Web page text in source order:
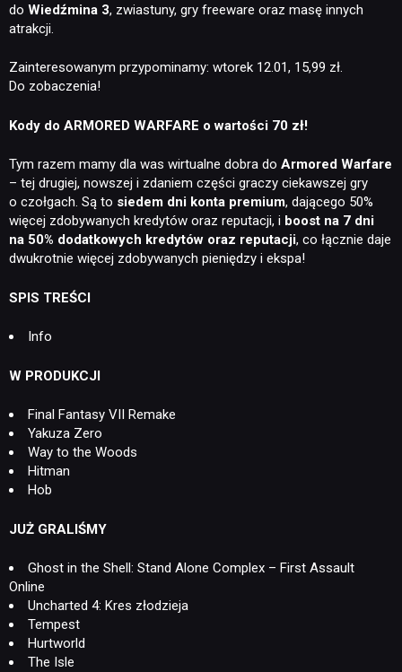
do Wiedźmina 3, zwiastuny, gry freeware oraz masę innych
atrakcji.
Zainteresowanym przypominamy: wtorek 12.01, 15,99 zł.
Do zobaczenia!
Kody do ARMORED WARFARE o wartości 70 zł!
Tym razem mamy dla was wirtualne dobra do Armored Warfare
– tej drugiej, nowszej i zdaniem części graczy ciekawszej gry
o czołgach. Są to siedem dni konta premium, dającego 50%
więcej zdobywanych kredytów oraz reputacji, i boost na 7 dni
na 50% dodatkowych kredytów oraz reputacji, co łącznie daje
dwukrotnie więcej zdobywanych pieniędzy i ekspa!
SPIS TREŚCI
Info
W PRODUKCJI
Final Fantasy VII Remake
Yakuza Zero
Way to the Woods
Hitman
Hob
JUŻ GRALIŚMY
Ghost in the Shell: Stand Alone Complex – First Assault
Online
Uncharted 4: Kres złodzieja
Tempest
Hurtworld
The Isle